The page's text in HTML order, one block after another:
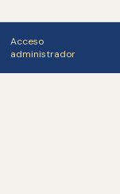
Acceso
administrador